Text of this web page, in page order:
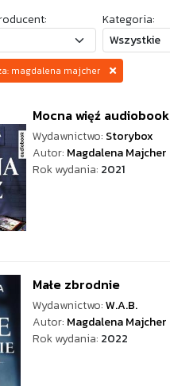
Kategoria:
magdalena majcher
Mocna więź audiobook
Wydawnictwo: Storybox
Autor: Magdalena Majcher
Rok wydania: 2021
Małe zbrodnie
Wydawnictwo:W.A.B.
Autor: Magdalena Majcher
Rok wydania: 2022